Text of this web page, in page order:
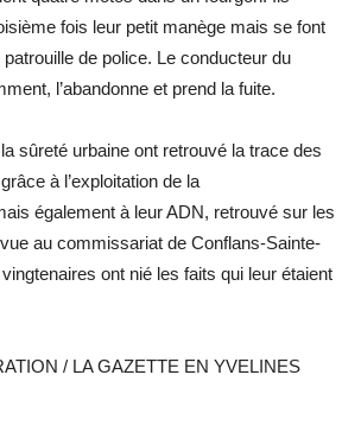
fois leur petit manège mais se font
de police. Le conducteur du
l’abandonne et prend la fuite.
sûreté urbaine ont retrouvé la trace des
à l’exploitation de la
également à leur ADN, retrouvé sur les
au commissariat de Conflans-Sainte-
ont nié les faits qui leur étaient
/ LA GAZETTE EN YVELINES